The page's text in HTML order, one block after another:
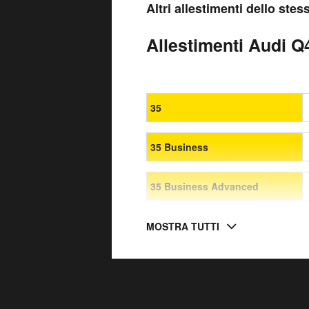
Altri allestimenti dello
Allestimenti Audi
35
35 Business
35 Business Advanced
MOSTRA TUTTI